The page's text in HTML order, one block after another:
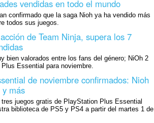
vendidas en todo el mundo
confirmado que la saga Nioh ya ha vendido más
todos sus juegos.
de Team Ninja, supera los 7
bien valorados entre los fans del género; NiOh 2
Essential para noviembre.
de noviembre confirmados: Nioh
más
juegos gratis de PlayStation Plus Essential
biblioteca de PS5 y PS4 a partir del martes 1 de